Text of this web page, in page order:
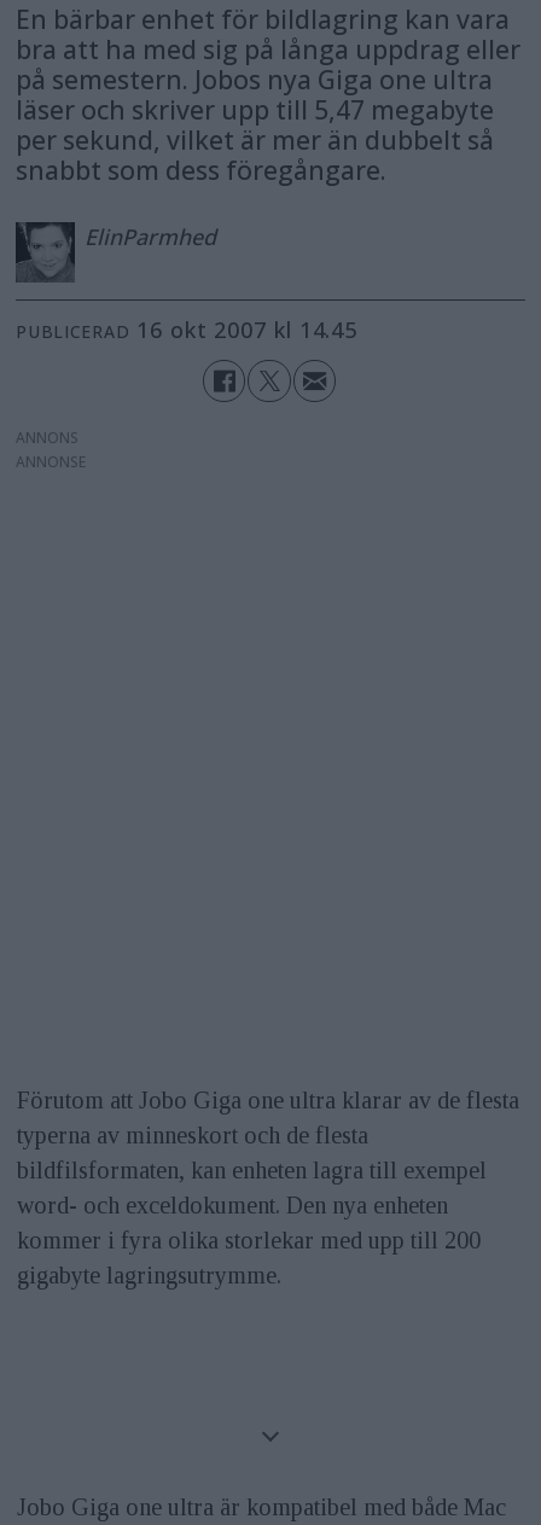
En bärbar enhet för bildlagring kan vara
bra att ha med sig på långa uppdrag eller
på semestern. Jobos nya Giga one ultra
läser och skriver upp till 5,47 megabyte
per sekund, vilket är mer än dubbelt så
snabbt som dess föregångare.
ElinParmhed
PUBLICERAD 16 okt 2007 kl 14.45
ANNONS
Förutom att Jobo Giga one ultra klarar av de flesta
typerna av minneskort och de flesta
bildfilsformaten, kan enheten lagra till exempel
word- och exceldokument. Den nya enheten
kommer i fyra olika storlekar med upp till 200
gigabyte lagringsutrymme.
Jobo Giga one ultra är kompatibel med både Mac